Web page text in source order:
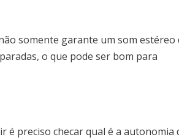
somente garante um som estéreo
o que pode ser bom para
é preciso checar qual é a autonomia